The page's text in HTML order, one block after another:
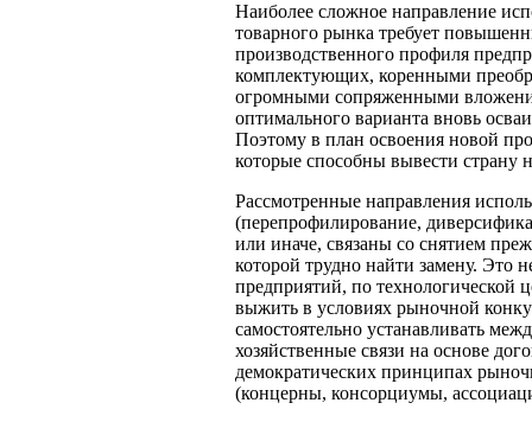
Наиболее сложное направление
товарного рынка требует
производственного профиля
комплектующих, коренными
огромными сопряженными
оптимального варианта вновь
Поэтому в план освоения новой
которые способны вывести
Рассмотренные направления
(перепрофилирование,
или иначе, связаны со снятием
которой трудно найти замену. Это
предприятий, по технологической
выжить в условиях рыночной
самостоятельно устанавливать
хозяйственные связи на основе
демократических принципах
(концерны, консорциумы,